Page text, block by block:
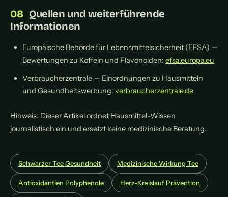
Quellen und weiterführende
Informationen
Europäische Behörde für Lebensmittelsicherheit (EFSA) —
Bewertungen zu Koffein und Flavonoiden: efsa.europa.eu
Verbraucherzentrale — Einordnungen zu Hausmitteln
und Gesundheitswerbung: verbraucherzentrale.de
Hinweis: Dieser Artikel ordnet Hausmittel-Wissen
journalistisch ein und ersetzt keine medizinische Beratung.
Schwarzer Tee Gesundheit Medizinische Wirkung Tee
Antioxidantien Polyphenole Herz-Kreislauf Prävention